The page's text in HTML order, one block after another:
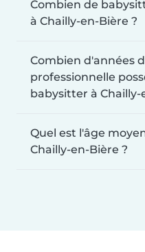
Combien de
à Chailly-en-Bière ?
Combien d'années
professionnelle
babysitter à Chailly-
Quel est l'âge
Chailly-en-Bière ?